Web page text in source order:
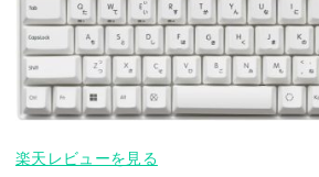
楽天レビューを見る